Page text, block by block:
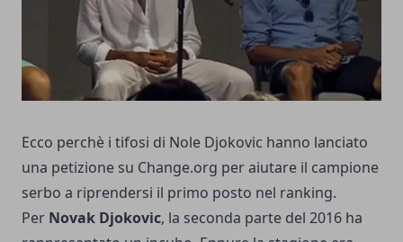
Ecco perchè i tifosi di Nole Djokovic hanno lanciato
una petizione su Change.org per aiutare il campione
serbo a riprendersi il primo posto nel ranking.
Per Novak Djokovic, la seconda parte del 2016 ha